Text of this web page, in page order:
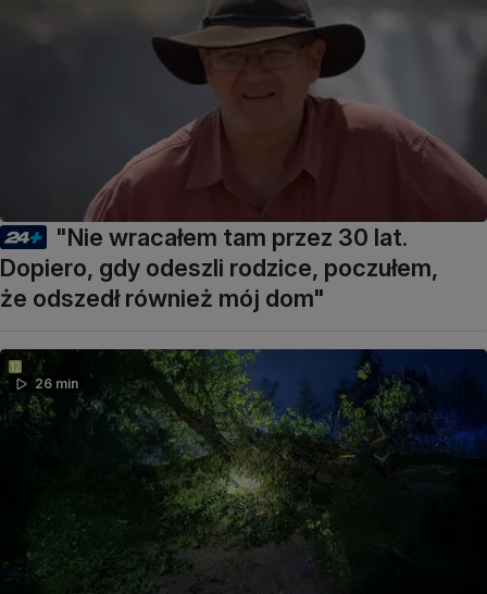
"Nie wracałem tam przez 30 lat.
Dopiero, gdy odeszli rodzice, poczułem,
że odszedł również mój dom"
26 min